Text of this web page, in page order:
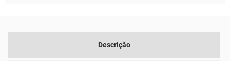
Descrição